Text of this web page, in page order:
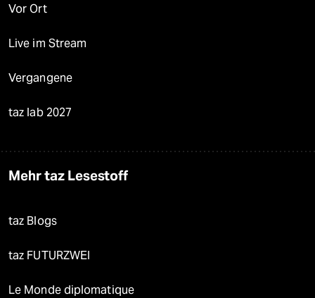
Vor Ort
Live im Stream
Vergangene
taz lab 2027
Mehr taz Lesestoff
taz Blogs
taz FUTURZWEI
Le Monde diplomatique